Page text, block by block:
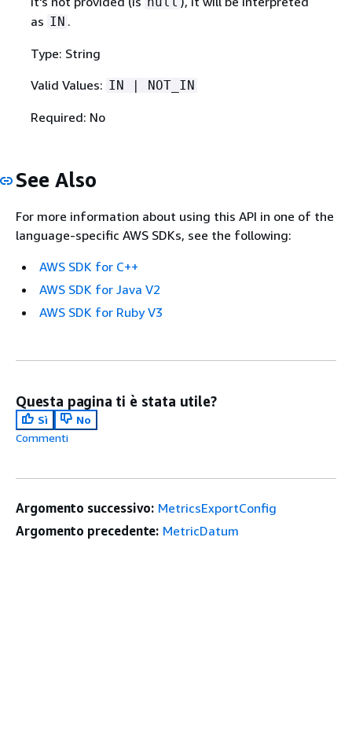
as IN .
Type: String
Valid Values: IN | NOT_IN
Required: No
See Also
For more information about using this API in one of the
language-specific AWS SDKs, see the following:
AWS SDK for C++
AWS SDK for Java V2
AWS SDK for Ruby V3
Questa pagina ti è stata utile?
Sì
No
Commenti
Argomento successivo: MetricsExportConfig
Argomento precedente: MetricDatum